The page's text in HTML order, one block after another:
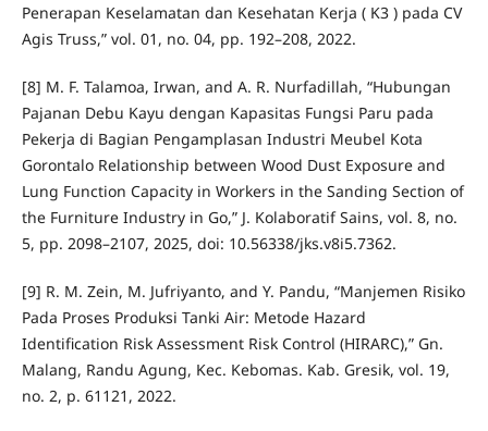
Penerapan Keselamatan dan Kesehatan Kerja ( K3 ) pada CV
Agis Truss,” vol. 01, no. 04, pp. 192–208, 2022.
[8] M. F. Talamoa, Irwan, and A. R. Nurfadillah, “Hubungan
Pajanan Debu Kayu dengan Kapasitas Fungsi Paru pada
Pekerja di Bagian Pengamplasan Industri Meubel Kota
Gorontalo Relationship between Wood Dust Exposure and
Lung Function Capacity in Workers in the Sanding Section of
the Furniture Industry in Go,” J. Kolaboratif Sains, vol. 8, no.
5, pp. 2098–2107, 2025, doi: 10.56338/jks.v8i5.7362.
[9] R. M. Zein, M. Jufriyanto, and Y. Pandu, “Manjemen Risiko
Pada Proses Produksi Tanki Air: Metode Hazard
Identification Risk Assessment Risk Control (HIRARC),” Gn.
Malang, Randu Agung, Kec. Kebomas. Kab. Gresik, vol. 19,
no. 2, p. 61121, 2022.